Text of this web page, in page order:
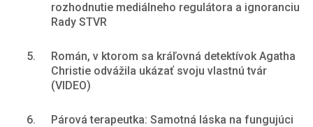
rozhodnutie mediálneho regulátora a ignoranciu
Rady STVR
5.
Román, v ktorom sa kráľovná detektívok Agatha
Christie odvážila ukázať svoju vlastnú tvár
(VIDEO)
6.
Párová terapeutka: Samotná láska na fungujúci